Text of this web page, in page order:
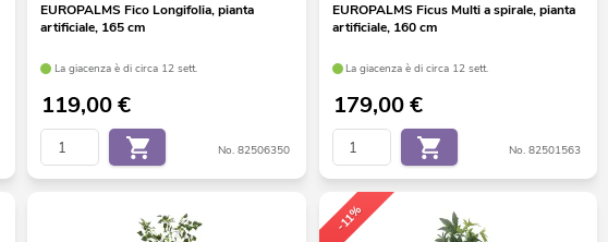
EUROPALMS Fico Longifolia, pianta
artificiale, 165 cm
La giacenza è di circa 12 sett.
119,00€
No. 82506350
EUROPALMS Ficus Multi a spirale, pianta
artificiale, 160 cm
La giacenza è di circa 12 sett.
179,00€
No. 82501563
-11%